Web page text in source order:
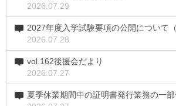
2026.07.29
2027年度入学試験要項の公開について（
2026.07.28
vol.162後援会だより
2026.07.27
夏季休業期間中の証明書発行業務の一部